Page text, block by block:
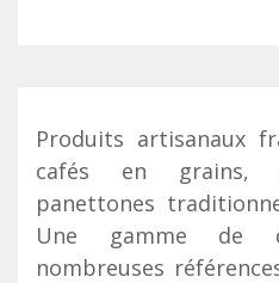
Produits artisanaux
cafés en grains,
panettones
Une gamme de
nombreuses